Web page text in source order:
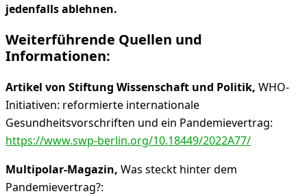
jedenfalls ablehnen.
Weiterführende Quellen und
Informationen:
Artikel von Stiftung Wissenschaft und Politik, WHO-
Initiativen: reformierte inter­nationale
Gesundheitsvorschriften und ein Pandemievertrag:
https://www.swp-berlin.org/10.18449/2022A77/
Multipolar-Magazin, Was steckt hinter dem
Pandemievertrag?: